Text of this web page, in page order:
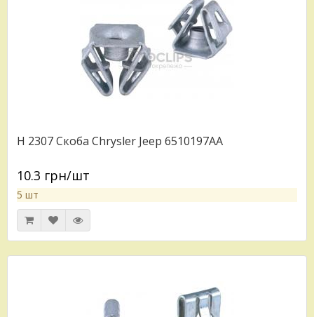
H 2307 Скоба Chrysler Jeep 6510197AA
10.3 грн/шт
5 шт